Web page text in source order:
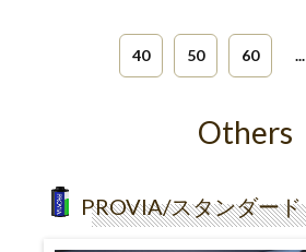
40 50 60 ...
Others
PROVIA/スタンダード